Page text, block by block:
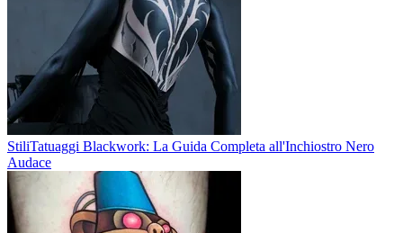
StiliTatuaggi Blackwork: La Guida Completa all'Inchiostro Nero
Audace